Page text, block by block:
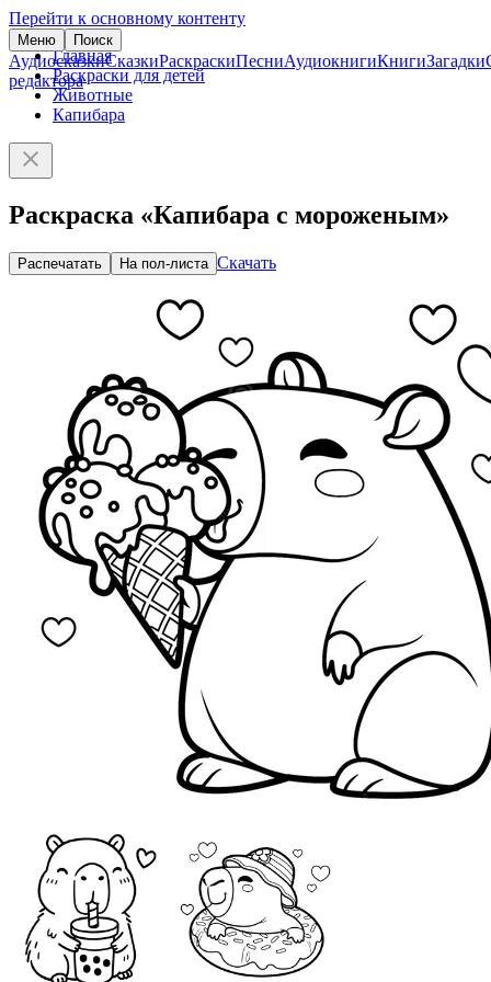
Перейти к основному контенту
Меню Поиск
АудиосказкиСказкиРаскраскиПесниАудиокнигиКнигиЗагадки
редактора
Главная
Раскраски для детей
Животные
Капибара
Раскраска «Капибара с мороженым»
Распечатать На пол-листа Скачать